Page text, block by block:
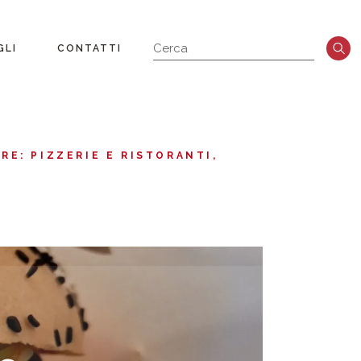
CONTATTI
PIZZERIE E RISTORANTI